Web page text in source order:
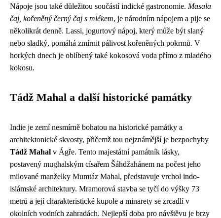
Nápoje jsou také důležitou součástí indické gastronomie. Masala
čaj, kořeněný černý čaj s mlékem, je národním nápojem a pije se
několikrát denně. Lassi, jogurtový nápoj, který může být slaný
nebo sladký, pomáhá zmírnit pálivost kořeněných pokrmů. V
horkých dnech je oblíbený také kokosová voda přímo z mladého
kokosu.
Tádž Mahal a další historické památky
Indie je zemí nesmírně bohatou na historické památky a
architektonické skvosty, přičemž tou nejznámější je bezpochyby
Tádž Mahal v Ágře. Tento majestátní památník lásky,
postavený mughalským císařem Šáhdžahánem na počest jeho
milované manželky Mumtáz Mahal, představuje vrchol indo-
islámské architektury. Mramorová stavba se tyčí do výšky 73
metrů a její charakteristické kupole a minarety se zrcadlí v
okolních vodních zahradách. Nejlepší doba pro návštěvu je brzy